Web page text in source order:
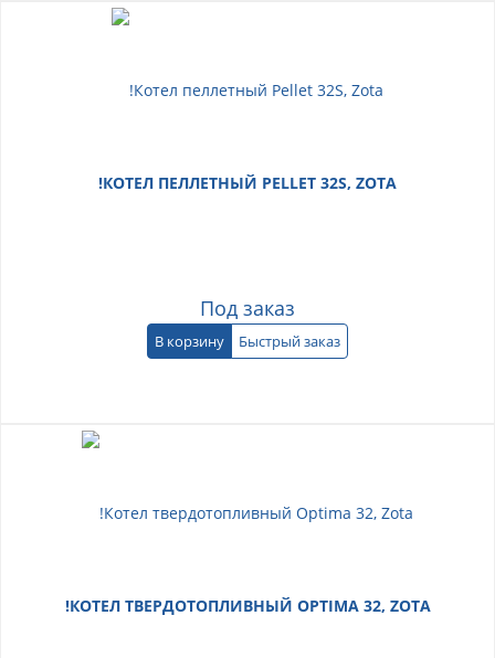
!КОТЕЛ ПЕЛЛЕТНЫЙ PELLET 32S, ZOTA
Под заказ
В корзину Быстрый заказ
!КОТЕЛ ТВЕРДОТОПЛИВНЫЙ OPTIMA 32, ZOTA